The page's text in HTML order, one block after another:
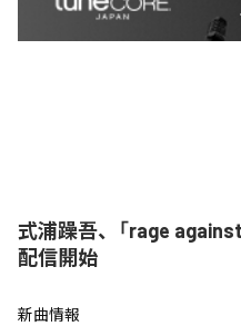
式浦躁吾、「rage
配信開始
新曲情報